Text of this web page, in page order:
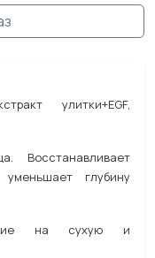
улитки+EGF,
Восстанавливает
глубину
на сухую и